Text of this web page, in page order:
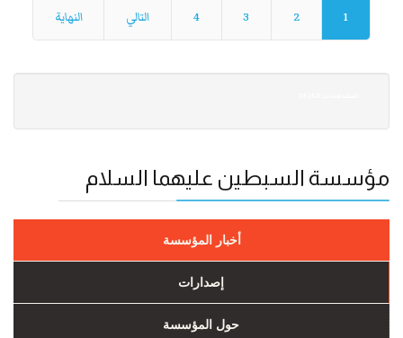
1
2
3
4 التالي النهاية
مؤسسة السبطين عليهما السلام
أخبار المؤسسة
إصدارات
حول المؤسسة